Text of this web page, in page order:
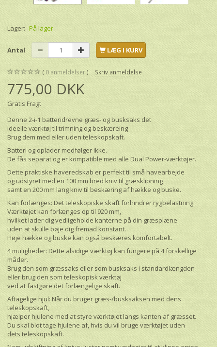
Lager: På lager
Antal LÆG I KURV
0 anmeldelser Skriv anmeldelse
775,00 DKK
Gratis Fragt
Denne 2-i-1 batteridrevne græs- og busksaks det
ideelle værktøj til trimning og beskæreing
Brug dem med eller uden teleskopskaft.
Batteri og oplader medfølger ikke.
De fås separat og er kompatible med alle Dual Power-værktøjer.
Dette praktiske haveredskab er perfekt til små havearbejde
og udstyret med en 100 mm bred kniv til græsklipning
samt en 200 mm lang kniv til beskæring af hække og buske.
Kan forlænges: Det teleskopiske skaft forhindrer rygbelastning.
Værktøjet kan forlænges op til 920 mm,
hvilket lader dig vedligeholde kanterne på din græsplæne
uden at skulle bøje dig fremad konstant.
Høje hække og buske kan også beskæres komfortabelt.
4 muligheder: Dette alsidige værktøj kan fungere på 4 forskellige
måder.
Brug den som græssaks eller som busksaks i standardlængden
eller brug den som teleskopisk værktøj
ved at fastgøre det forlængelige skaft.
Aftagelige hjul: Når du bruger græs-/busksaksen med dens
teleskopskaft,
hjælper hjulene med at styre værktøjet langs kanten af græsset.
Du skal blot tage hjulene af, hvis du vil bruge værktøjet uden
dets teleskopskaft.